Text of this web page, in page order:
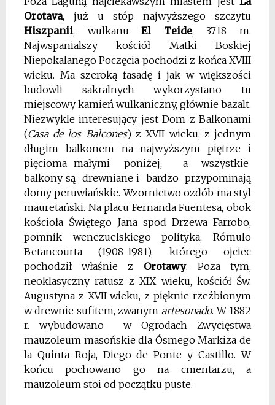
Orotava, już u stóp najwyższego szczytu
Hiszpanii, wulkanuEl Teide, 3718 m.
Najwspanialszy kościół Matki Boskiej
Niepokalanego Poczęcia pochodzi z końca XVIII
wieku. Ma szeroką fasadę i jak w większości
budowli sakralnych wykorzystano tu
miejscowy kamień wulkaniczny, głównie bazalt.
Niezwykle interesujący jest Dom z Balkonami
(Casa de los Balcones) z XVII wieku, z jednym
długim balkonem na najwyższym piętrze i
pięcioma małymi poniżej, a wszystkie
balkony są drewniane i bardzo przypominają
domy peruwiańskie. Wzornictwo ozdób ma styl
mauretański. Na placu Fernanda Fuentesa, obok
kościoła Świętego Jana spod Drzewa Farrobo,
pomnik wenezuelskiego polityka, Rómulo
Betancourta (1908-1981), którego ojciec
pochodził właśnie z Orotawy. Poza tym,
neoklasyczny ratusz z XIX wieku, kościół Św.
Augustyna z XVII wieku, z pięknie rzeźbionym
w drewnie sufitem, zwanymartesonado. W 1882
r. wybudowano w Ogrodach Zwycięstwa
mauzoleum masońskie dla Ósmego Markiza de
la Quinta Roja, Diego de Ponte y Castillo. W
końcu pochowano go na cmentarzu, a
mauzoleum stoi od początku puste.